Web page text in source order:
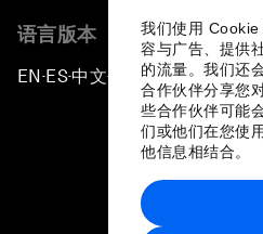
我们使用 Cookie
容与广告、提供
的流量。我们还
合作伙伴分享您
些合作伙伴可能
们或他们在您使
他信息相结合。
语言版本
EN ▪ES▪中文▪ 日本語